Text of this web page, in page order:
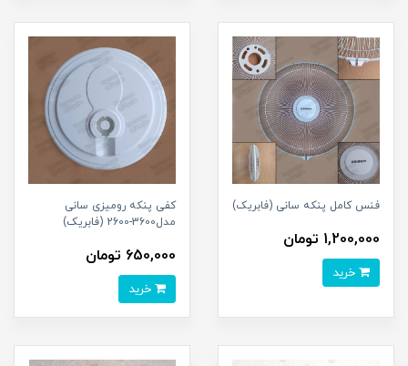
فنس کامل پنکه سانی (فابریک)
1,200,000 تومان
کفی پنکه رومیزی سانی
مدل3600-2600 (فابریک)
650,000 تومان